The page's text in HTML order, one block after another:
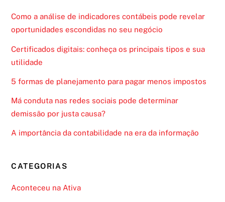
Como a análise de indicadores contábeis pode revelar
oportunidades escondidas no seu negócio
Certificados digitais: conheça os principais tipos e sua
utilidade
5 formas de planejamento para pagar menos impostos
Má conduta nas redes sociais pode determinar
demissão por justa causa?
A importância da contabilidade na era da informação
CATEGORIAS
Aconteceu na Ativa